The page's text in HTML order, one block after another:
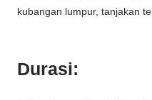
kubangan lumpur, tanjakan
Durasi: